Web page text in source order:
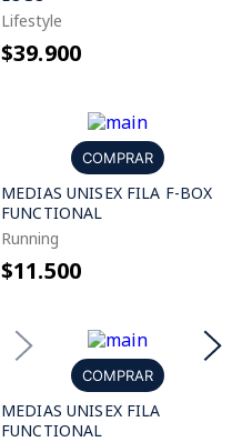
Lifestyle
$39.900
COMPRAR
MEDIAS UNISEX FILA F-BOX
FUNCTIONAL
Running
$11.500
COMPRAR
MEDIAS UNISEX FILA
FUNCTIONAL